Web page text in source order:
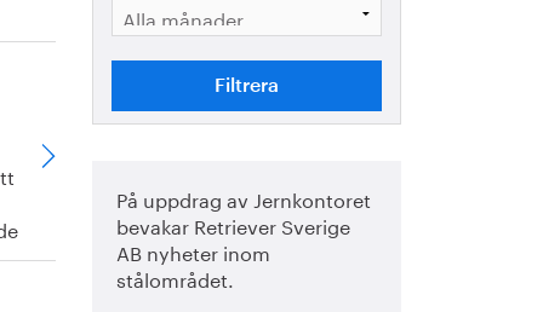
På uppdrag av Jernkontoret
bevakar Retriever Sverige
AB nyheter inom
stålområdet.